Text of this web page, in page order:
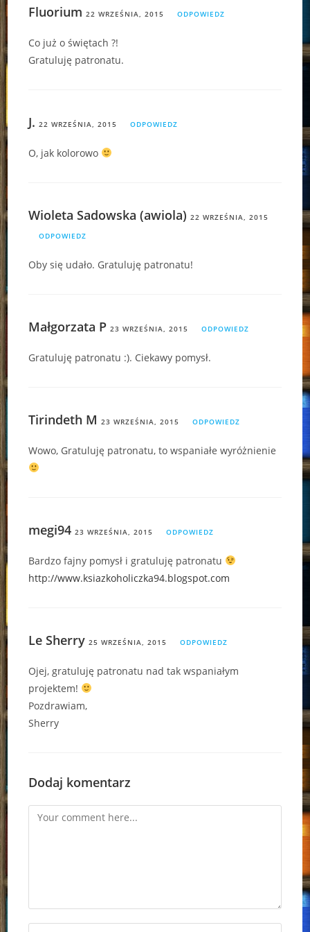
Fluorium 22 WRZEŚNIA, 2015 ODPOWIEDZ
Co już o świętach ?!
Gratuluję patronatu.
J. 22 WRZEŚNIA, 2015 ODPOWIEDZ
O, jak kolorowo
Wioleta Sadowska (awiola) 22 WRZEŚNIA, 2015
ODPOWIEDZ
Oby się udało. Gratuluję patronatu!
Małgorzata P 23 WRZEŚNIA, 2015 ODPOWIEDZ
Gratuluję patronatu :). Ciekawy pomysł.
Tirindeth M 23 WRZEŚNIA, 2015 ODPOWIEDZ
Wowo, Gratuluję patronatu, to wspaniałe wyróżnienie
megi94 23 WRZEŚNIA, 2015 ODPOWIEDZ
Bardzo fajny pomysł i gratuluję patronatu
http://www.ksiazkoholiczka94.blogspot.com
Le Sherry 25 WRZEŚNIA, 2015 ODPOWIEDZ
Ojej, gratuluję patronatu nad tak wspaniałym
projektem!
Pozdrawiam,
Sherry
Dodaj komentarz
Comment